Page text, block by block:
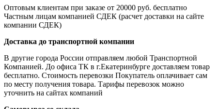
Оптовым клиентам при заказе от 20000 руб. бесплатно
Частным лицам компанией СДЕК (расчет доставки на сайте
компании СДЕК)
Доставка до транспортной компании
В другие города России отправляем любой Транспортной
Компанией. До офиса ТК в г.Екатеринбурге доставляем товар
бесплатно. Стоимость перевозки Покупатель оплачивает сам
по месту получения товара. Тарифы перевозок можно
уточнить на сайтах компаний